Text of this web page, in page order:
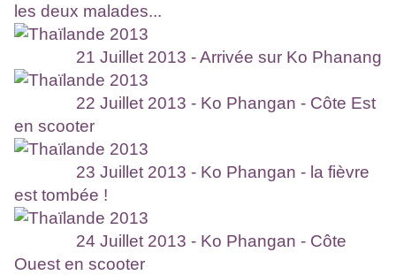
les deux malades...
21 Juillet 2013 - Arrivée sur Ko Phanang
22 Juillet 2013 - Ko Phangan - Côte Est
en scooter
23 Juillet 2013 - Ko Phangan - la fièvre
est tombée !
24 Juillet 2013 - Ko Phangan - Côte
Ouest en scooter